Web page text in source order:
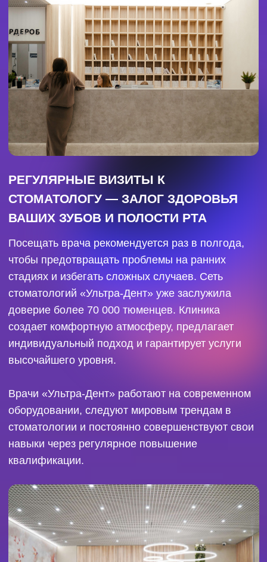
доверие более 70 000 тюменцев. Клиника
создает комфортную атмосферу, предлагает
индивидуальный подход и гарантирует услуги
высочайшего уровня.
Врачи «Ультра-Дент» работают на современном
оборудовании, следуют мировым трендам в
стоматологии и постоянно совершенствуют свои
навыки через регулярное повышение
квалификации.
В «Ультра-Дент» предлагают всё необходимое:
от установки виниров и коронок до качественного
лечения зубных каналов. В собственном центре
имплантации изготавливаются протезы
высочайшего уровня, которые вернут вам
Стоматология использует современные
препараты и технологии, чтобы сделать каждую
процедуру комфортной и безболезненной.
ШИРОКИЙ СПЕКТР УСЛУГ ДЛЯ ВАШЕЙ
Сейчас в клинике «Ультра-Дент» действует сразу
несколько акций:
первый осмотр и консультация 4 врачей
ПРОФЕССИОНАЛАМ И ПУСТЬ ОНАСТАНЕТ
ВАШЕЙ ГОРДОСТЬЮ!